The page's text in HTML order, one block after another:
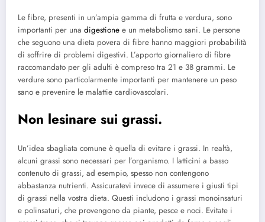
Le fibre, presenti in un’ampia gamma di frutta e verdura, sono
importanti per una digestione e un metabolismo sani. Le persone
che seguono una dieta povera di fibre hanno maggiori probabilità
di soffrire di problemi digestivi. L’apporto giornaliero di fibre
raccomandato per gli adulti è compreso tra 21 e 38 grammi. Le
verdure sono particolarmente importanti per mantenere un peso
sano e prevenire le malattie cardiovascolari.
Non lesinare sui grassi.
Un’idea sbagliata comune è quella di evitare i grassi. In realtà,
alcuni grassi sono necessari per l’organismo. I latticini a basso
contenuto di grassi, ad esempio, spesso non contengono
abbastanza nutrienti. Assicuratevi invece di assumere i giusti tipi
di grassi nella vostra dieta. Questi includono i grassi monoinsaturi
e polinsaturi, che provengono da piante, pesce e noci. Evitate i